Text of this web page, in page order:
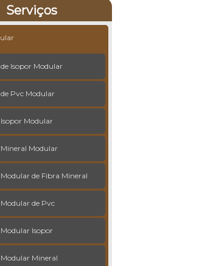
Serviços
Isopor Modular
Pvc Modular
Modular
Modular
de Fibra Mineral
de Pvc
Isopor
Mineral